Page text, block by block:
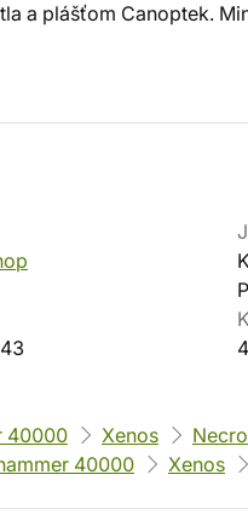
a plášťom Canoptek.
40000 Xenos
40000 Xenos